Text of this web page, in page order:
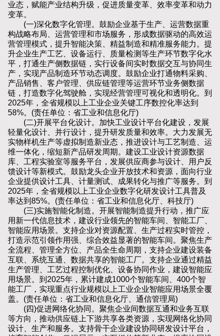
业态，赋能产业结构升级，促进质量变革、效率变革和动力
变革。
(一)深化数字化管理。鼓励企业基于生产、运营数据重
构战略布局、运营管理和市场服务，形成数据驱动的高效运
营管理模式，提升智能决策、精益制造和精准服务能力。提
升企业生产工艺、设备运行、质量检测等生产环节数字化水
平，打通生产侧数据链，实行设备间实时数据交互与协同生
产，实现产品制造环节动态调度。鼓励企业打通物料采购、
产品销售、客户管理、供应链管理等运营环节业务侧数据
链，打造数字化驾驶舱，实现经营管理可视化和透明化。到
2025年，全省规模以上工业企业关键工序数控化率达到
58%。(责任单位：省工业和信息化厅)
(二)开展平台化设计。加快工业设计平台化建设，发展
轻量化设计、并行设计，提升研发质量和效率。大力发展无
实物样机生产等虚拟制造新业态，推进设计与工艺制造、运
维一体化，缩短新产品研发周期。建设工业设计资源数据
库、工程实验室等服务平台，发展供应商参与设计、用户反
馈设计等新模式。鼓励龙头企业开放技术和资源，面向行业
企业提供设计工具、计量测试、成果转化与推广等服务。到
2025年，全省规模以上工业企业数字化研发设计工具普及
率达到85%。(责任单位：省工业和信息化厅、科技厅)
(三)实施智能化制造。开展智能制造提升行动，推广应
用新一代信息技术，建设行业领先的智能车间、智能工厂、
智能应用场景。支持企业对资源配置、生产过程实时管控，
打造示范引领作用强、综合效益显著的智能车间。聚焦生产
全流程、管理全方位、产品全生命周期，支持企业建设装备
互联、系统互通、数据共享的智能工厂。支持企业通过精益
生产管理、工艺过程控制优化、设备协同作业，建设智能应
用场景。到2025年，累计建成1000个智能车间、400个智
能工厂，实现重点行业规模以上工业企业智能应用场景全覆
盖。(责任单位：省工业和信息化厅、通信管理局)
(四)促进网络化协同。聚焦企业间数据互通和业务互联
等方向，推动供应链上下游共享各类资源，实现网络化协同
设计、生产和服务。支持骨干企业建设协同研发设计平台，